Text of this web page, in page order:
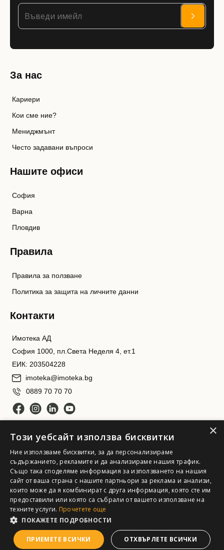
За нас
Кариери
Кои сме ние?
Мениджмънт
Често задавани въпроси
Нашите офиси
София
Варна
Пловдив
Правила
Правила за ползване
Политика за защита на личните данни
Контакти
Имотека АД
София 1000, пл.Света Неделя 4, ет.1
ЕИК: 203504228
imoteka@imoteka.bg
0889 70 70 70
Имотека АД. Всички права запазени
×
Този уебсайт използва бисквитки
Ние използваме бисквитки, за да персонализираме
съдържанието, рекламите и да анализираме нашия трафик.
Също така споделяме информация за използването на нашия
сайт от ваша страна с нашите партньори за реклама и анализи,
които може да я комбинират с друга информация, която сте им
предоставили или която са събрали от вашето използване на
техните услуги. Прочетете още
ПОКАЖЕТЕ ПОДРОБНОСТИ
ПРИЕМЕТЕ ВСИЧКИ ОТХВЪРЛЕТЕ ВСИЧКИ